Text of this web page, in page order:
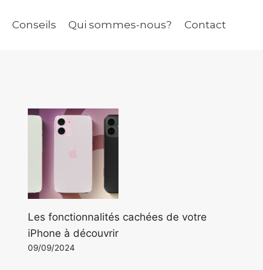
Conseils Qui sommes-nous? Contact
Les fonctionnalités cachées de votre
iPhone à découvrir
09/09/2024